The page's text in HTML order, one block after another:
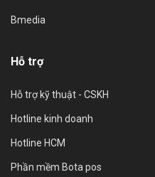
Bmedia
Hỗ trợ
Hỗ trợ kỹ thuật - CSKH
Hotline kinh doanh
Hotline HCM
Phần mềm Bota pos